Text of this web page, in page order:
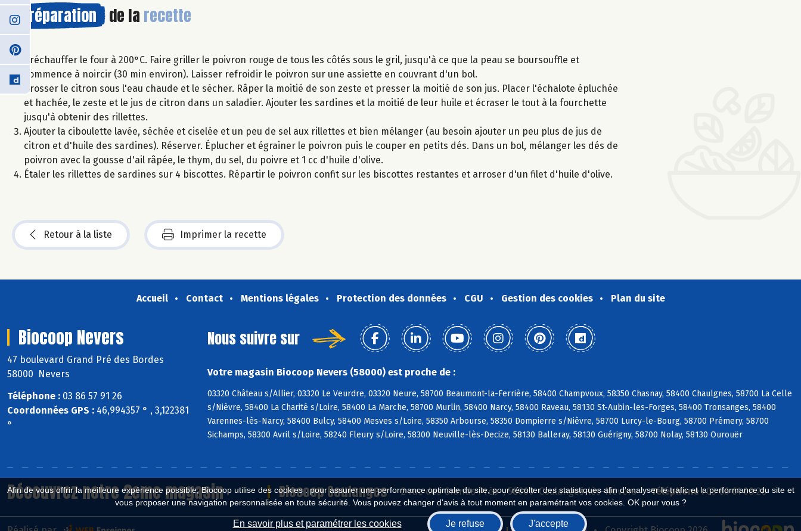
Afin de vous offrir la meilleure expérience possible, Biocoop utilise des cookies : pour assurer une performance optimale du site, pour récolter des statistiques afin d'analyser le trafic et la performance du site et
vous proposer une navigation personnalisée en toute sécurité. Vous pouvez changer d'avis à tout moment en paramétrant vos cookies. OK pour vous ?
En savoir plus et paramétrer les cookies Je refuse J'accepte
Préparation de la recette
Préchauffer le four à 200°C. Faire griller le poivron rouge de tous les côtés sous le gril, jusqu'à ce que la peau se boursouffle et
commence à noircir (30 min environ). Laisser refroidir le poivron sur une assiette en couvrant d'un bol.
Brosser le citron sous l'eau chaude et le sécher. Râper la moitié de son zeste et presser la moitié de son jus. Placer l'échalote épluchée
et hachée, le zeste et le jus de citron dans un saladier. Ajouter les sardines et la moitié de leur huile et écraser le tout à la fourchette
jusqu'à obtenir des rillettes.
Ajouter la ciboulette lavée, séchée et ciselée et un peu de sel aux rillettes et bien mélanger (au besoin ajouter un peu plus de jus de
citron et d'huile des sardines). Réserver. Éplucher et égrainer le poivron puis le couper en petits dés. Dans un bol, mélanger les dés de
poivron avec la gousse d'ail râpée, le thym, du sel, du poivre et 1 cc d'huile d'olive.
Étaler les rillettes de sardines sur 4 biscottes. Répartir le poivron confit sur les biscottes restantes et arroser d'un filet d'huile d'olive.
Retour à la liste Imprimer la recette
Accueil Contact Mentions légales Protection des données CGU Gestion des cookies Plan du site
Biocoop Nevers
47 boulevard Grand Pré des Bordes
58000 Nevers
Téléphone : 03 86 57 91 26
Coordonnées GPS : 46,994357 ° , 3,122381
°
Nous suivre sur
Votre magasin Biocoop Nevers (58000) est proche de :
03320 Château s/Allier, 03320 Le Veurdre, 03320 Neure, 58700 Beaumont-la-Ferrière, 58400 Champvoux, 58350 Chasnay, 58400 Chaulgnes, 58700 La Celle
s/Nièvre, 58400 La Charité s/Loire, 58400 La Marche, 58700 Murlin, 58400 Narcy, 58400 Raveau, 58130 St-Aubin-les-Forges, 58400 Tronsanges, 58400
Varennes-lès-Narcy, 58400 Bulcy, 58400 Mesves s/Loire, 58350 Arbourse, 58350 Dompierre s/Nièvre, 58700 Lurcy-le-Bourg, 58700 Prémery, 58700
Sichamps, 58300 Avril s/Loire, 58240 Fleury s/Loire, 58300 Neuville-lès-Decize, 58130 Balleray, 58130 Guérigny, 58700 Nolay, 58130 Ourouër
Découvrez notre 2eme magasin Biocoop Coulanges 2 rue des Grands Près , 58660 Coulanges-lès-Nevers Téléphone :03 86 61 08 28